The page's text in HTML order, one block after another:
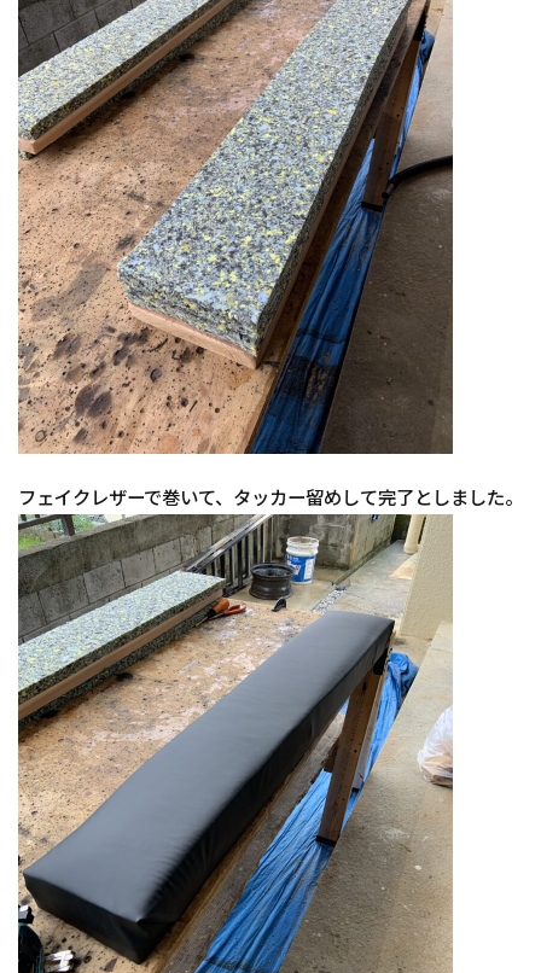
フェイクレザーで巻いて、タッカー留めして完了としました。